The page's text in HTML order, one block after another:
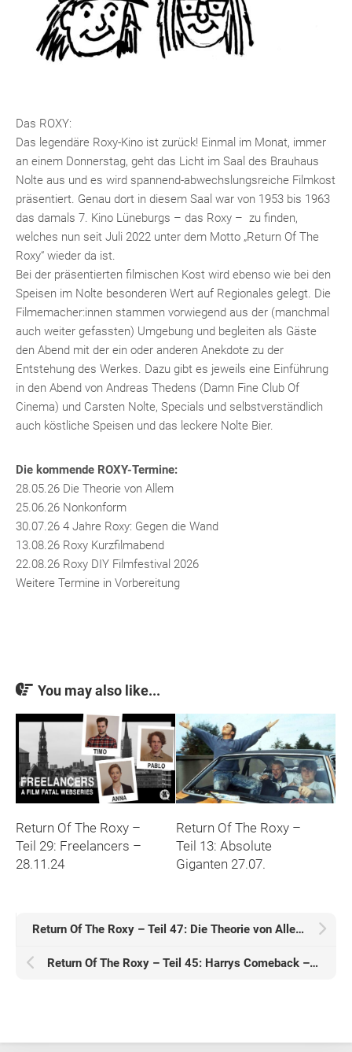
Das ROXY:
Das legendäre Roxy-Kino ist zurück! Einmal im Monat, immer
an einem Donnerstag, geht das Licht im Saal des Brauhaus
Nolte aus und es wird spannend-abwechslungsreiche Filmkost
präsentiert. Genau dort in diesem Saal war von 1953 bis 1963
das damals 7. Kino Lüneburgs – das Roxy – zu finden,
welches nun seit Juli 2022 unter dem Motto „Return Of The
Roxy“ wieder da ist.
Bei der präsentierten filmischen Kost wird ebenso wie bei den
Speisen im Nolte besonderen Wert auf Regionales gelegt. Die
Filmemacher:innen stammen vorwiegend aus der (manchmal
auch weiter gefassten) Umgebung und begleiten als Gäste
den Abend mit der ein oder anderen Anekdote zu der
Entstehung des Werkes. Dazu gibt es jeweils eine Einführung
in den Abend von Andreas Thedens (Damn Fine Club Of
Cinema) und Carsten Nolte, Specials und selbstverständlich
auch köstliche Speisen und das leckere Nolte Bier.
Die kommende ROXY-Termine:
28.05.26 Die Theorie von Allem
25.06.26 Nonkonform
30.07.26 4 Jahre Roxy: Gegen die Wand
13.08.26 Roxy Kurzfilmabend
22.08.26 Roxy DIY Filmfestival 2026
Weitere Termine in Vorbereitung
You may also like...
Return Of The Roxy –
Teil 29: Freelancers –
28.11.24
Return Of The Roxy –
Teil 13: Absolute
Giganten 27.07.
Return Of The Roxy – Teil 47: Die Theorie von Allem – 28.05.26
Return Of The Roxy – Teil 45: Harrys Comeback – 26.03.26